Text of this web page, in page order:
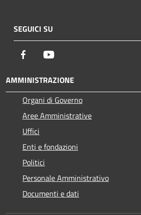
SEGUICI SU
Facebook
AMMINISTRAZIONE
Organi di Governo
Aree Amministrative
Uffici
Enti e fondazioni
Politici
Personale Amministrativo
Documenti e dati